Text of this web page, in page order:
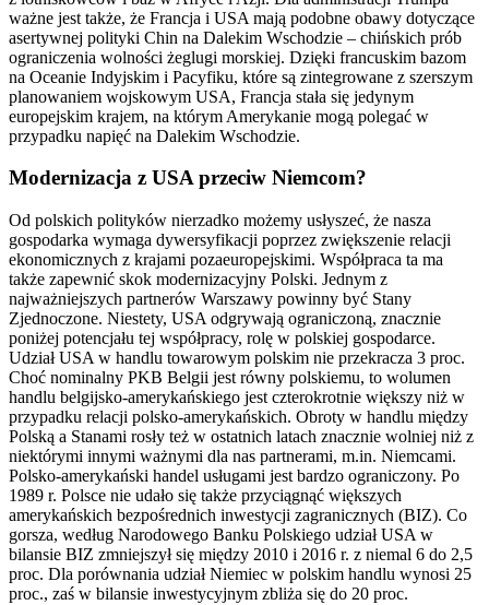
ważne jest także, że Francja i USA mają podobne obawy dotyczące
asertywnej polityki Chin na Dalekim Wschodzie – chińskich prób
ograniczenia wolności żeglugi morskiej. Dzięki francuskim bazom
na Oceanie Indyjskim i Pacyfiku, które są zintegrowane z szerszym
planowaniem wojskowym USA, Francja stała się jedynym
europejskim krajem, na którym Amerykanie mogą polegać w
przypadku napięć na Dalekim Wschodzie.
Modernizacja z USA przeciw Niemcom?
Od polskich polityków nierzadko możemy usłyszeć, że nasza
gospodarka wymaga dywersyfikacji poprzez zwiększenie relacji
ekonomicznych z krajami pozaeuropejskimi. Współpraca ta ma
także zapewnić skok modernizacyjny Polski. Jednym z
najważniejszych partnerów Warszawy powinny być Stany
Zjednoczone. Niestety, USA odgrywają ograniczoną, znacznie
poniżej potencjału tej współpracy, rolę w polskiej gospodarce.
Udział USA w handlu towarowym polskim nie przekracza 3 proc.
Choć nominalny PKB Belgii jest równy polskiemu, to wolumen
handlu belgijsko-amerykańskiego jest czterokrotnie większy niż w
przypadku relacji polsko-amerykańskich. Obroty w handlu między
Polską a Stanami rosły też w ostatnich latach znacznie wolniej niż z
niektórymi innymi ważnymi dla nas partnerami, m.in. Niemcami.
Polsko-amerykański handel usługami jest bardzo ograniczony. Po
1989 r. Polsce nie udało się także przyciągnąć większych
amerykańskich bezpośrednich inwestycji zagranicznych (BIZ). Co
gorsza, według Narodowego Banku Polskiego udział USA w
bilansie BIZ zmniejszył się między 2010 i 2016 r. z niemal 6 do 2,5
proc. Dla porównania udział Niemiec w polskim handlu wynosi 25
proc., zaś w bilansie inwestycyjnym zbliża się do 20 proc.